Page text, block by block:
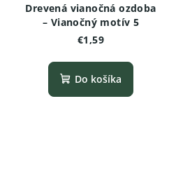
Drevená vianočná ozdoba
– Vianočný motív 5
€1,59
Do košíka